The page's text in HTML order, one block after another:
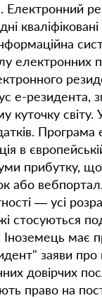
е-
куточку
в
прибутку,
або
— усі
має
заяви
довірчих
право на